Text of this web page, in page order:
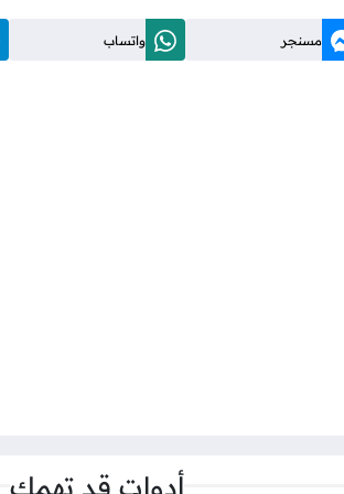
مسنجر واتساب
أدوات قد تهمك